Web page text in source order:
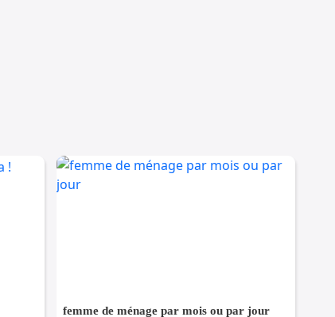
femme de ménage par mois ou par jour